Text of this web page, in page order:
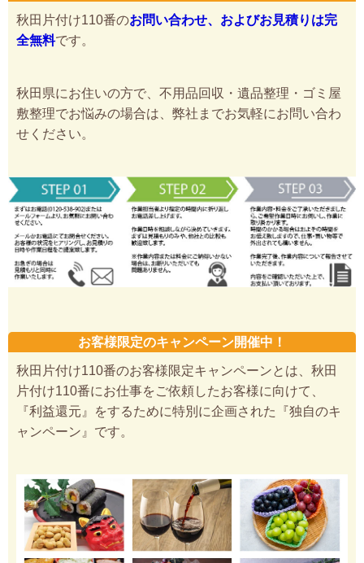
秋田片付け110番のお問い合わせ、およびお見積りは完
全無料です。
秋田県にお住いの方で、不用品回収・遺品整理・ゴミ屋
敷整理でお悩みの場合は、弊社までお気軽にお問い合わ
せください。
お客様限定のキャンペーン開催中！
秋田片付け110番のお客様限定キャンペーンとは、秋田
片付け110番にお仕事をご依頼したお客様に向けて、
『利益還元』をするために特別に企画された『独自のキ
ャンペーン』です。